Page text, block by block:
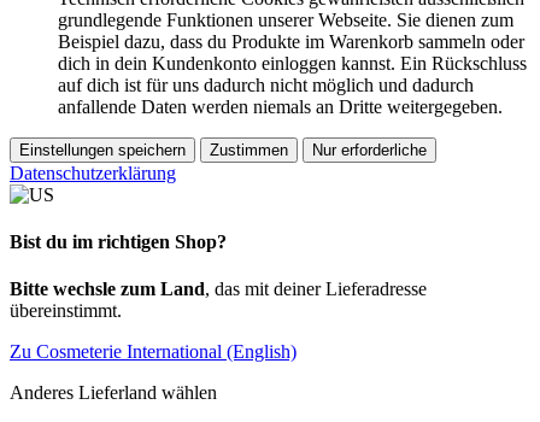
grundlegende Funktionen unserer Webseite. Sie dienen zum
Beispiel dazu, dass du Produkte im Warenkorb sammeln oder
dich in dein Kundenkonto einloggen kannst. Ein Rückschluss
auf dich ist für uns dadurch nicht möglich und dadurch
anfallende Daten werden niemals an Dritte weitergegeben.
Einstellungen speichern Zustimmen Nur erforderliche
Datenschutzerklärung
Bist du im richtigen Shop?
Bitte wechsle zum Land, das mit deiner Lieferadresse
übereinstimmt.
Zu Cosmeterie International (English)
Anderes Lieferland wählen